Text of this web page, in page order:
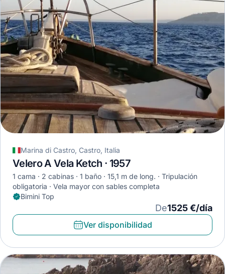
Marina di Castro, Castro, Italia
Velero A Vela Ketch · 1957
1 cama 2 cabinas 1 baño 15,1 m de long.
Tripulación
obligatoria
Vela mayor con sables completa
Bimini Top
De1525 €/día
Ver disponibilidad